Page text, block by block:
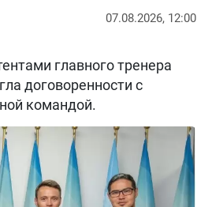
07.08.2026, 12:00
главного тренера
договоренности с
командой.